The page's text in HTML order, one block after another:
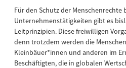
Für den Schutz der
Unternehmenstätigkeiten gibt es
Leitprinzipien. Diese freiwilligen
denn trotzdem werden die
Kleinbäuer*innen und anderen im
Beschäftigten, die in globalen